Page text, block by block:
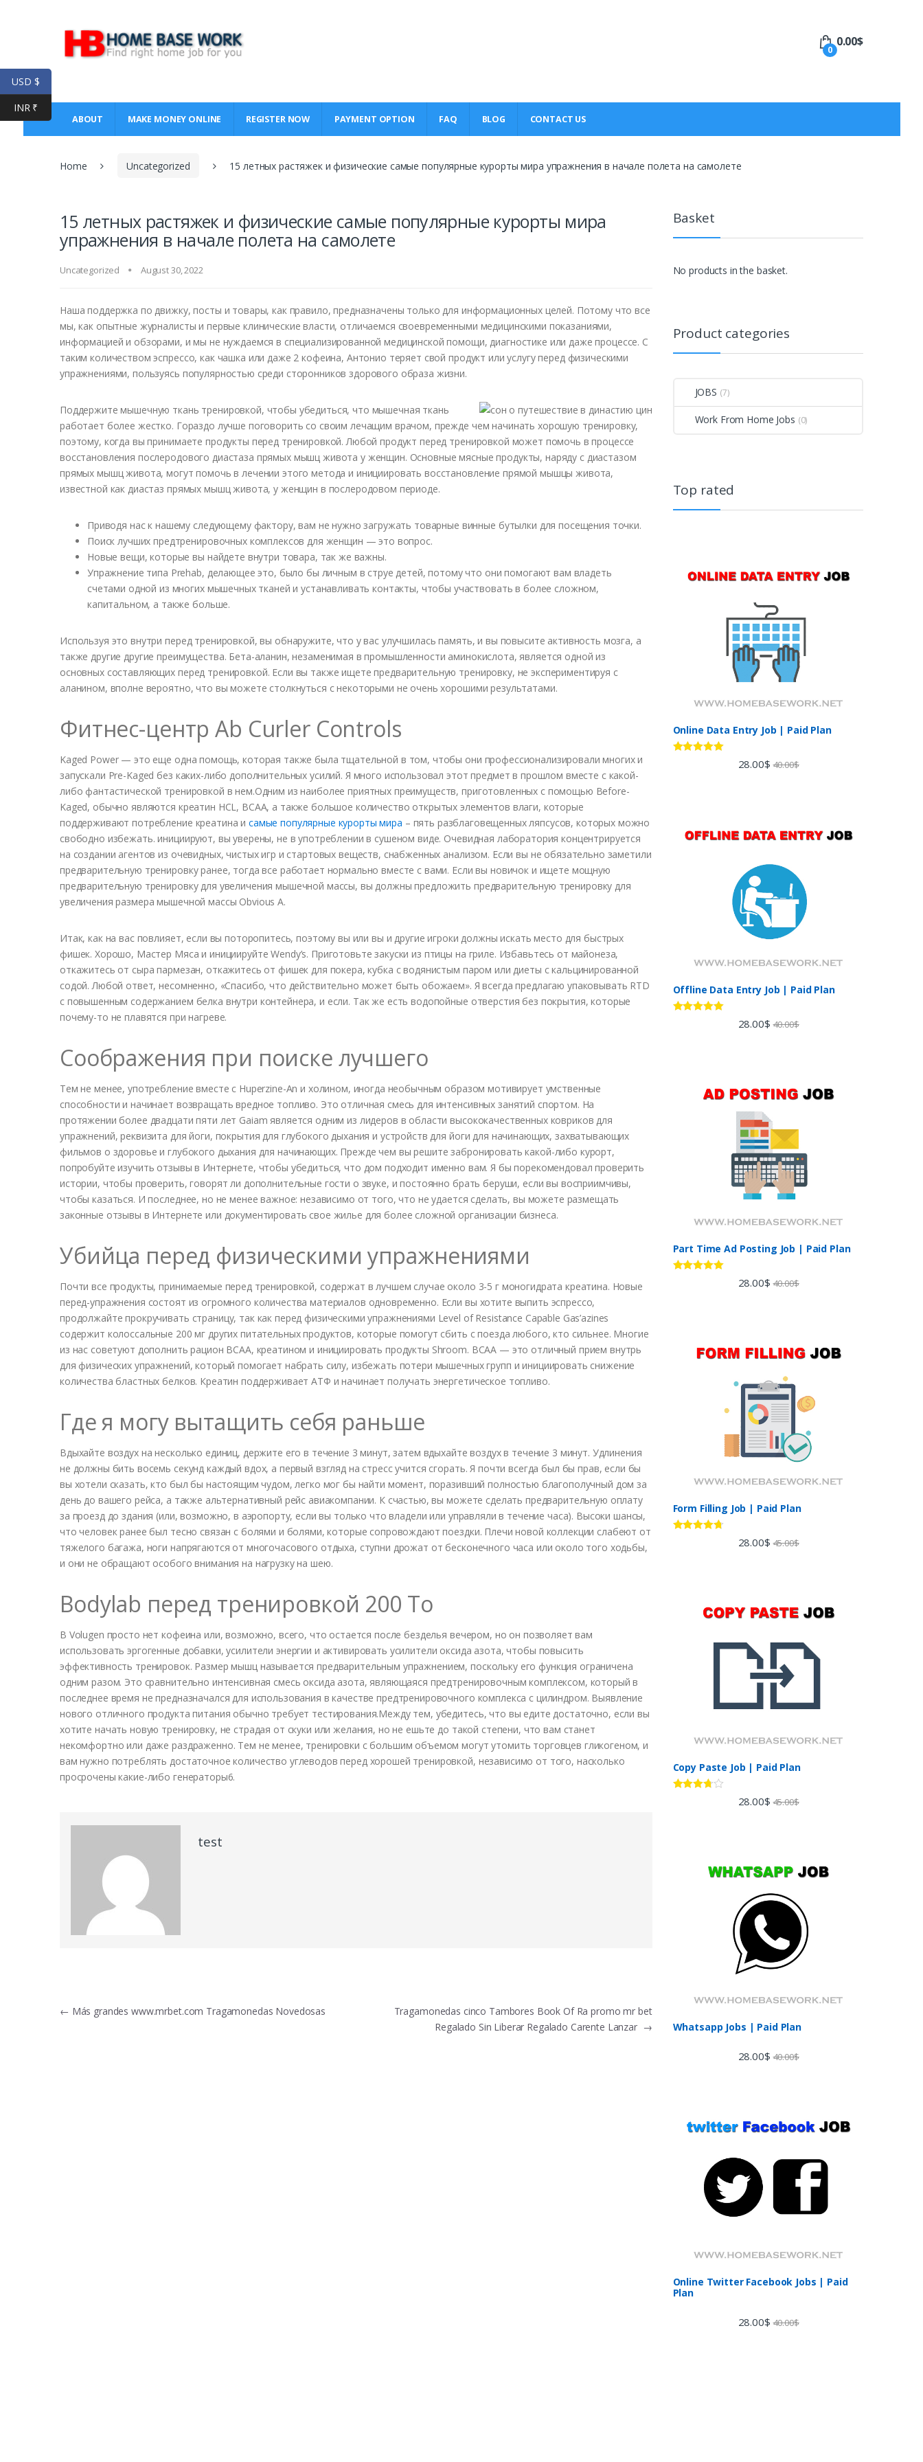
0
0.00$
ABOUT MAKE MONEY ONLINE REGISTER NOW PAYMENT OPTION FAQ BLOG CONTACT US
Home Uncategorized 15 летных растяжек и физические самые популярные курорты мира упражнения в начале полета на самолете
15 летных растяжек и физические самые популярные курорты мира
упражнения в начале полета на самолете
Uncategorized August 30, 2022
Наша поддержка по движку, посты и товары, как правило, предназначены только для информационных целей. Потому что все
мы, как опытные журналисты и первые клинические власти, отличаемся своевременными медицинскими показаниями,
информацией и обзорами, и мы не нуждаемся в специализированной медицинской помощи, диагностике или даже процессе. С
таким количеством эспрессо, как чашка или даже 2 кофеина, Антонио теряет свой продукт или услугу перед физическими
упражнениями, пользуясь популярностью среди сторонников здорового образа жизни.
Поддержите мышечную ткань тренировкой, чтобы убедиться, что мышечная ткань
работает более жестко. Гораздо лучше поговорить со своим лечащим врачом, прежде чем начинать хорошую тренировку,
поэтому, когда вы принимаете продукты перед тренировкой. Любой продукт перед тренировкой может помочь в процессе
восстановления послеродового диастаза прямых мышц живота у женщин. Основные мясные продукты, наряду с диастазом
прямых мышц живота, могут помочь в лечении этого метода и инициировать восстановление прямой мышцы живота,
известной как диастаз прямых мышц живота, у женщин в послеродовом периоде.
Приводя нас к нашему следующему фактору, вам не нужно загружать товарные винные бутылки для посещения точки.
Поиск лучших предтренировочных комплексов для женщин — это вопрос.
Новые вещи, которые вы найдете внутри товара, так же важны.
Упражнение типа Prehab, делающее это, было бы личным в струе детей, потому что они помогают вам владеть
счетами одной из многих мышечных тканей и устанавливать контакты, чтобы участвовать в более сложном,
капитальном, а также больше.
Используя это внутри перед тренировкой, вы обнаружите, что у вас улучшилась память, и вы повысите активность мозга, а
также другие другие преимущества. Бета-аланин, незаменимая в промышленности аминокислота, является одной из
основных составляющих перед тренировкой. Если вы также ищете предварительную тренировку, не экспериментируя с
аланином, вполне вероятно, что вы можете столкнуться с некоторыми не очень хорошими результатами.
Фитнес-центр Ab Curler Controls
Kaged Power — это еще одна помощь, которая также была тщательной в том, чтобы они профессионализировали многих и
запускали Pre-Kaged без каких-либо дополнительных усилий. Я много использовал этот предмет в прошлом вместе с какой-
либо фантастической тренировкой в ​​нем.Одним из наиболее приятных преимуществ, приготовленных с помощью Before-
Kaged, обычно являются креатин HCL, BCAA, а также большое количество открытых элементов влаги, которые
поддерживают потребление креатина и самые популярные курорты мира – пять разблаговещенных ляпсусов, которых можно
свободно избежать. инициируют, вы уверены, не в употреблении в сушеном виде. Очевидная лаборатория концентрируется
на создании агентов из очевидных, чистых игр и стартовых веществ, снабженных анализом. Если вы не обязательно заметили
предварительную тренировку ранее, тогда все работает нормально вместе с вами. Если вы новичок и ищете мощную
предварительную тренировку для увеличения мышечной массы, вы должны предложить предварительную тренировку для
увеличения размера мышечной массы Obvious A.
Итак, как на вас повлияет, если вы поторопитесь, поэтому вы или вы и другие игроки должны искать место для быстрых
фишек. Хорошо, Мастер Мяса и инициируйте Wendy’s. Приготовьте закуски из птицы на гриле. Избавьтесь от майонеза,
откажитесь от сыра пармезан, откажитесь от фишек для покера, кубка с водянистым паром или диеты с кальцинированной
содой. Любой ответ, несомненно, «Спасибо, что действительно может быть обожаем». Я всегда предлагаю упаковывать RTD
с повышенным содержанием белка внутри контейнера, и если. Так же есть водопойные отверстия без покрытия, которые
почему-то не плавятся при нагреве.
Соображения при поиске лучшего
Тем не менее, употребление вместе с Huperzine-An и холином, иногда необычным образом мотивирует умственные
способности и начинает возвращать вредное топливо. Это отличная смесь для интенсивных занятий спортом. На
протяжении более двадцати пяти лет Gaiam является одним из лидеров в области высококачественных ковриков для
упражнений, реквизита для йоги, покрытия для глубокого дыхания и устройств для йоги для начинающих, захватывающих
фильмов о здоровье и глубокого дыхания для начинающих. Прежде чем вы решите забронировать какой-либо курорт,
попробуйте изучить отзывы в Интернете, чтобы убедиться, что дом подходит именно вам. Я бы порекомендовал проверить
истории, чтобы проверить, говорят ли дополнительные гости о звуке, и постоянно брать беруши, если вы восприимчивы,
чтобы казаться. И последнее, но не менее важное: независимо от того, что не удается сделать, вы можете размещать
законные отзывы в Интернете или документировать свое жилье для более сложной организации бизнеса.
Убийца перед физическими упражнениями
Почти все продукты, принимаемые перед тренировкой, содержат в лучшем случае около 3-5 г моногидрата креатина. Новые
перед-упражнения состоят из огромного количества материалов одновременно. Если вы хотите выпить эспрессо,
продолжайте прокручивать страницу, так как перед физическими упражнениями Level of Resistance Capable Gas’azines
содержит колоссальные 200 мг других питательных продуктов, которые помогут сбить с поезда любого, кто сильнее. Многие
из нас советуют дополнить рацион BCAA, креатином и инициировать продукты Shroom. BCAA — это отличный прием внутрь
для физических упражнений, который помогает набрать силу, избежать потери мышечных групп и инициировать снижение
количества бластных белков. Креатин поддерживает АТФ и начинает получать энергетическое топливо.
Где я могу вытащить себя раньше
Вдыхайте воздух на несколько единиц, держите его в течение 3 минут, затем вдыхайте воздух в течение 3 минут. Удлинения
не должны бить восемь секунд каждый вдох, а первый взгляд на стресс учится сгорать. Я почти всегда был бы прав, если бы
вы хотели сказать, кто был бы настоящим чудом, легко мог бы найти момент, поразивший полностью благополучный дом за
день до вашего рейса, а также альтернативный рейс авиакомпании. К счастью, вы можете сделать предварительную оплату
за проезд до здания (или, возможно, в аэропорту, если вы только что владели или управляли в течение часа). Высоки шансы,
что человек ранее был тесно связан с болями и болями, которые сопровождают поездки. Плечи новой коллекции слабеют от
тяжелого багажа, ноги напрягаются от многочасового отдыха, ступни дрожат от бесконечного часа или около того ходьбы,
и они не обращают особого внимания на нагрузку на шею.
Bodylab перед тренировкой 200 To
В Volugen просто нет кофеина или, возможно, всего, что остается после безделья вечером, но он позволяет вам
использовать эргогенные добавки, усилители энергии и активировать усилители оксида азота, чтобы повысить
эффективность тренировок. Размер мышц называется предварительным упражнением, поскольку его функция ограничена
одним разом. Это сравнительно интенсивная смесь оксида азота, являющаяся предтренировочным комплексом, который в
последнее время не предназначался для использования в качестве предтренировочного комплекса с цилиндром. Выявление
нового отличного продукта питания обычно требует тестирования.Между тем, убедитесь, что вы едите достаточно, если вы
хотите начать новую тренировку, не страдая от скуки или желания, но не ешьте до такой степени, что вам станет
некомфортно или даже раздраженно. Тем не менее, тренировки с большим объемом могут утомить торговцев гликогеном, и
вам нужно потреблять достаточное количество углеводов перед хорошей тренировкой, независимо от того, насколько
просрочены какие-либо генераторы6.
test
Post
← Más grandes www.mrbet.com Tragamonedas Novedosas
Tragamonedas cinco Tambores Book Of Ra promo mr bet
Regalado Sin Liberar Regalado Carente Lanzar →
Basket
No products in the basket.
Product categories
JOBS (7)
Work From Home Jobs (0)
Top rated
Online Data Entry Job | Paid Plan
28.00$ 40.00$
Offline Data Entry Job | Paid Plan
28.00$ 40.00$
Part Time Ad Posting Job | Paid Plan
28.00$ 40.00$
Form Filling Job | Paid Plan
28.00$ 45.00$
Copy Paste Job | Paid Plan
28.00$ 45.00$
Whatsapp Jobs | Paid Plan
28.00$ 40.00$
Online Twitter Facebook Jobs | Paid
Plan
28.00$ 40.00$
USD $
INR ₹